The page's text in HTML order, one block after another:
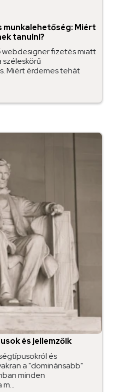
Miért
tanulni?
webdesigner fizetés miatt
széleskörű
Miért érdemes tehát
és jellemzőik
és
a "dominánsabb"
minden